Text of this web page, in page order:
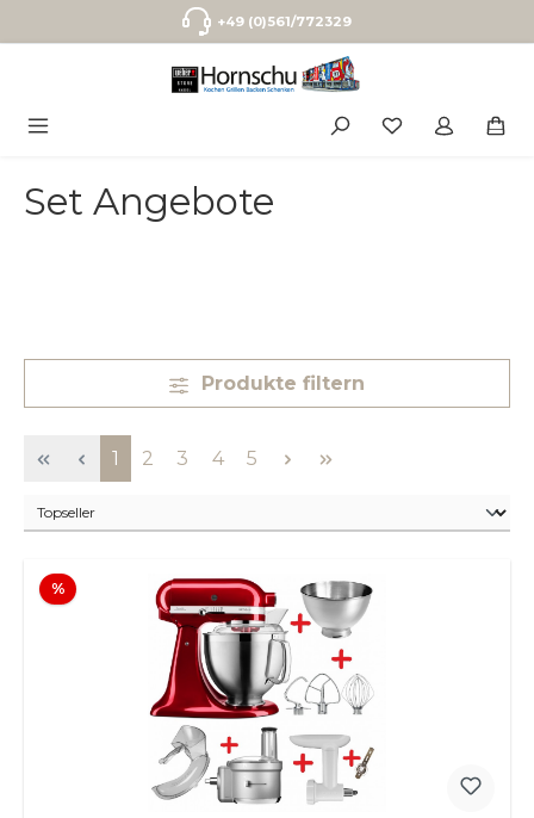
Zum Hauptinhalt springen+49 (0)561/772329
Set Angebote
Produkte filtern
Seite
1 Seite
2 Seite
3 Seite
4 Seite
5
%Rabatt